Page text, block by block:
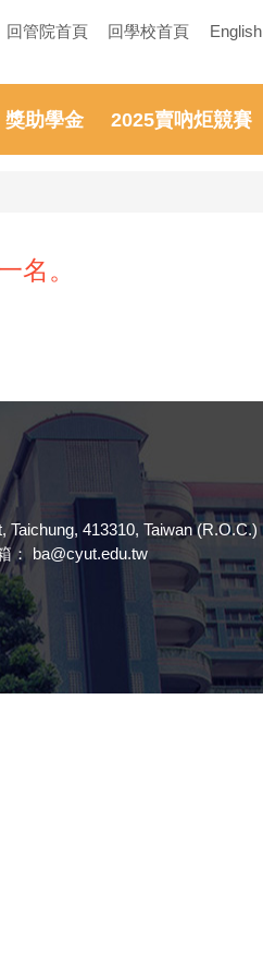
回管院首頁 回學校首頁 English
獎助學金 2025賣吶炬競賽
名。
413310, Taiwan (R.O.C.)
： ba@cyut.edu.tw